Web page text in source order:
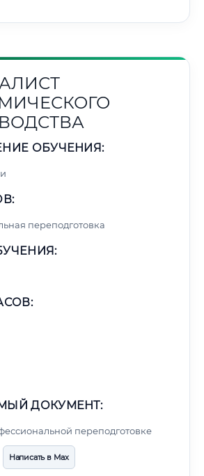
ОБУЧЕНИЯ:
переподготовка
ДОКУМЕНТ:
переподготовке
Написать в Max